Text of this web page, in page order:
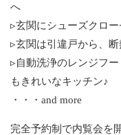
へ
▹玄関にシューズクロ
▹玄関は引違戸から、
▹自動洗浄のレンジフ
もきれいなキッチン♪
・・・and more
完全予約制で内覧会を